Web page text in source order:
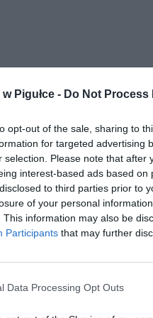
Pigułce - Do Not
opt-out of the sale, sharing to
for targeted advertising
selection. Please note that
interest-based ads based
to third parties prior to
of your personal
This information may also be
Participants that may further
Data Processing Opt Outs
JUŻ
9
Portal
pierwsi
Urzędu